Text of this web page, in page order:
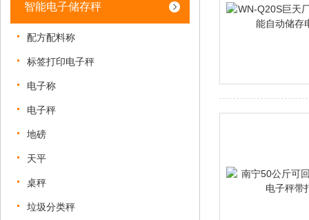
智能电子储存秤
配方配料称
标签打印电子秤
电子称
电子秤
地磅
天平
桌秤
垃圾分类秤